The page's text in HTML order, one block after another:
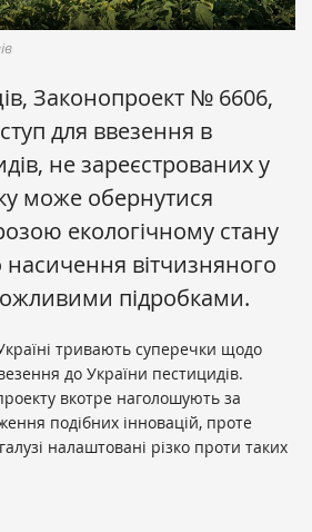
Законопроект № 6606,
для ввезення в
не зареєстрованих у
може обернутися
екологічному стану
насичення вітчизняного
підробками.
тривають суперечки щодо
до України пестицидів.
вкотре наголошують за
подібних інновацій, проте
налаштовані різко проти таких